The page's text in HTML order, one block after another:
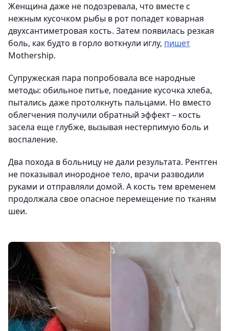
Женщина даже не подозревала, что вместе с
нежным кусочком рыбы в рот попадет коварная
двухсантиметровая кость. Затем появилась резкая
боль, как будто в горло воткнули иглу, пишет
Mothership.
Супружеская пара попробовала все народные
методы: обильное питье, поедание кусочка хлеба,
пытались даже протолкнуть пальцами. Но вместо
облегчения получили обратный эффект – кость
засела еще глубже, вызывая нестерпимую боль и
воспаление.
Два похода в больницу не дали результата. Рентген
не показывал инородное тело, врачи разводили
руками и отправляли домой. А кость тем временем
продолжала свое опасное перемещение по тканям
шеи.